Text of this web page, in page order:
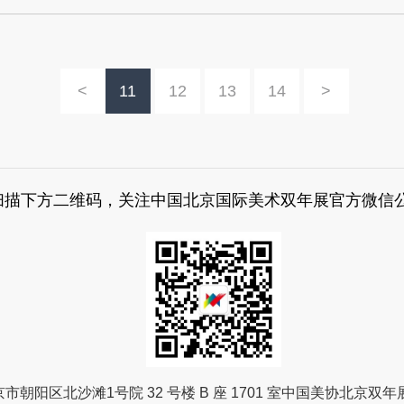
< 11 12 13 14 >
描下方二维码，关注中国北京国际美术双年展官方微信
市朝阳区北沙滩1号院 32 号楼 B 座 1701 室中国美协北京双年